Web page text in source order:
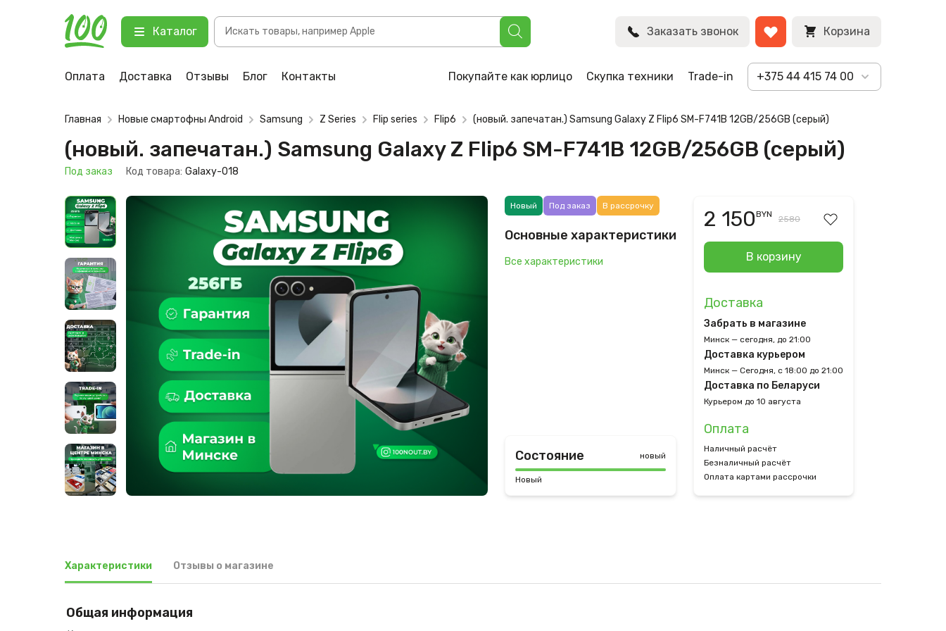
Каталог
Поиск
товаров
Заказать звонок Корзина
Оплата Доставка Отзывы Блог Контакты Покупайте как юрлицо Скупка техники Trade-in +375 44 415 74 00
(новый. запечатан.) Samsung Galaxy Z Flip6 SM-F741B 12GB/256GB (серый)
123 Под заказ
BYN
Главная Новые смартофны Android Samsung Z Series Flip series Flip6 (новый. запечатан.) Samsung Galaxy Z Flip6 SM-F741B 12GB/256GB (серый)
(новый. запечатан.) Samsung Galaxy Z Flip6 SM-F741B 12GB/256GB (серый)
Под заказ Код товара: Galaxy-018
Новый Под заказ В рассрочку
Основные характеристики
Все характеристики
Состояние новый
Новый
2 150BYN 2580
В корзину
Доставка
Забрать в магазине
Минск — сегодня, до 21:00
Доставка курьером
Минск — Сегодня, с 18:00 до 21:00
Доставка по Беларуси
Курьером до 10 августа
Оплата
Наличный расчёт
Безналичный расчёт
Оплата картами рассрочки
Характеристики Отзывы о магазине
Общая информация